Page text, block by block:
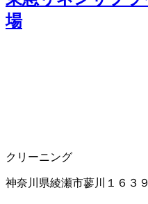
場
クリーニング
神奈川県綾瀬市蓼川１６３９